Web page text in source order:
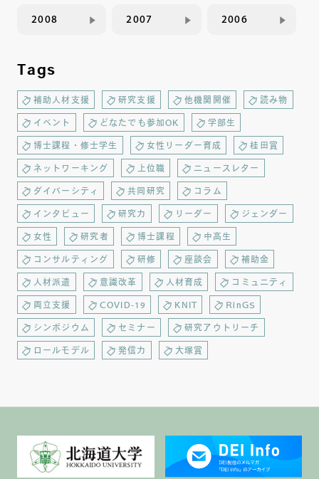
2008 2007 2006
Tags
補助人材支援 研究支援 他機関開催 読み物
イベント どなたでも参加OK 学部生
博士課程・修士学生 女性リーダー育成 桂田賞
ネットワーキング 上位職 ニュースレター
ダイバーシティ 共同研究 コラム
インタビュー 研究力 リーダー ジェンダー
女性 研究者 博士課程 中高生
コンサルティング 研修 座談会 補助金
人材派遣 意識改革 人材育成 コミュニティ
両立支援 COVID-19 KNIT RinGS
シンポジウム セミナー 研究アウトリーチ
ロールモデル 発信力 大塚賞